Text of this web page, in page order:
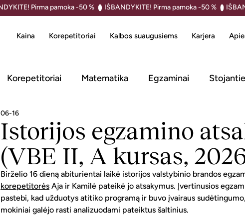
Kaina Korepetitoriai Kalbos suaugusiems Karjera
Korepetitoriai Matematika Egzaminai
Istorijos egzamino
(VBE II, A kursas,
06-16
Birželio 16 dieną abiturientai laikė istorijos valstybinio brandos
korepetitorės Aja ir Kamilė pateikė jo atsakymus. Įvertinusios
pastebi, kad užduotys atitiko programą ir buvo įvairaus
mokiniai galėjo rasti analizuodami pateiktus šaltinius.